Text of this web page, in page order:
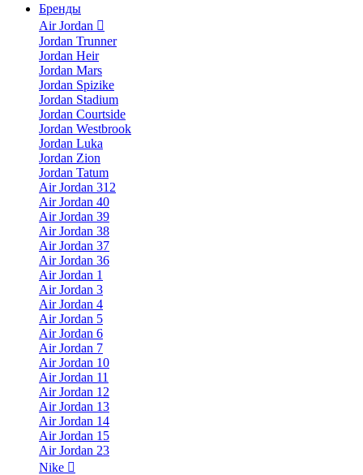
Бренды
Air Jordan
Jordan Trunner
Jordan Heir
Jordan Mars
Jordan Spizike
Jordan Stadium
Jordan Courtside
Jordan Westbrook
Jordan Luka
Jordan Zion
Jordan Tatum
Air Jordan 312
Air Jordan 40
Air Jordan 39
Air Jordan 38
Air Jordan 37
Air Jordan 36
Air Jordan 1
Air Jordan 3
Air Jordan 4
Air Jordan 5
Air Jordan 6
Air Jordan 7
Air Jordan 10
Air Jordan 11
Air Jordan 12
Air Jordan 13
Air Jordan 14
Air Jordan 15
Air Jordan 23
Nike